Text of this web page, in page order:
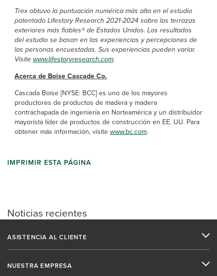
Noticias recientes
Trex obtuvo la puntuación numérica más alta en el estudio
patentado Lifestory Research 2021-2024 sobre las terrazas
exteriores más fiables® de Estados Unidos. Los resultados
del estudio se basan en las experiencias y percepciones de
las personas encuestadas. Sus experiencias pueden variar.
Visitewww.lifestoryresearch.com.
Acerca de Boise Cascade Co.
Cascada Boise [NYSE: BCC] es uno de los mayores
productores de productos de madera y madera
contrachapada de ingeniería en Norteamérica y un distribuidor
mayorista líder de productos de construcción en EE. UU. Para
obtener más información, visitewww.bc.com.
IMPRIMIR ESTA PÁGINA
ASISTENCIA AL CLIENTE
NUESTRA EMPRESA